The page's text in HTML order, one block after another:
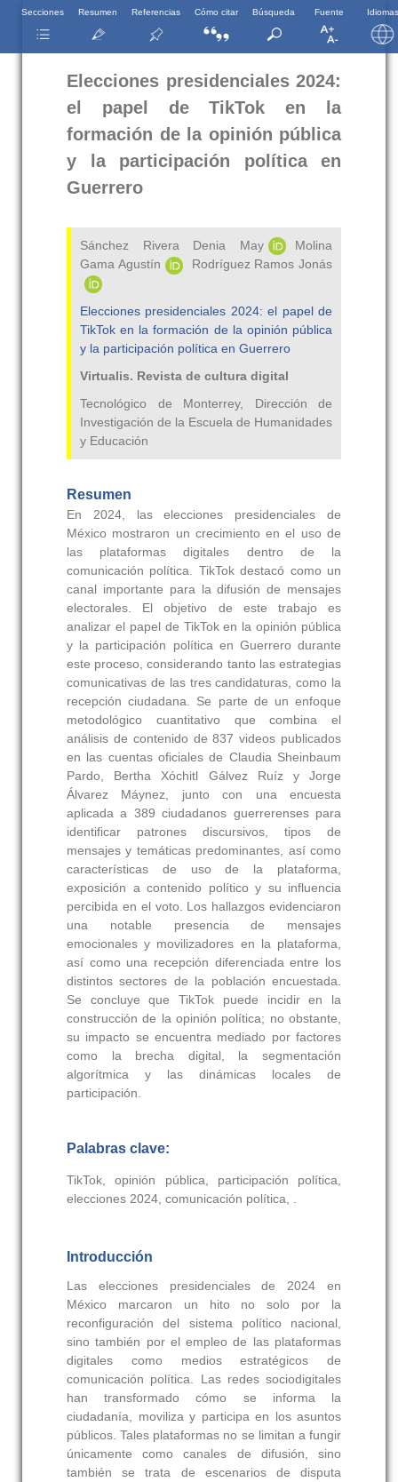
Secciones Resumen Referencias Cómo citar Búsqueda Fuente Idiomas
Elecciones presidenciales 2024:
el papel de TikTok en la
formación de la opinión pública
y la participación política en
Guerrero
Sánchez Rivera Denia May
Molina
Gama Agustín
Rodríguez Ramos Jonás
Elecciones presidenciales 2024: el papel de
TikTok en la formación de la opinión pública
y la participación política en Guerrero
Virtualis. Revista de cultura digital
Tecnológico de Monterrey, Dirección de
Investigación de la Escuela de Humanidades
y Educación
Resumen
En 2024, las elecciones presidenciales de
México mostraron un crecimiento en el uso de
las plataformas digitales dentro de la
comunicación política. TikTok destacó como un
canal importante para la difusión de mensajes
electorales. El objetivo de este trabajo es
analizar el papel de TikTok en la opinión pública
y la participación política en Guerrero durante
este proceso, considerando tanto las estrategias
comunicativas de las tres candidaturas, como la
recepción ciudadana. Se parte de un enfoque
metodológico cuantitativo que combina el
análisis de contenido de 837 videos publicados
en las cuentas oficiales de Claudia Sheinbaum
Pardo, Bertha Xóchitl Gálvez Ruíz y Jorge
Álvarez Máynez, junto con una encuesta
aplicada a 389 ciudadanos guerrerenses para
identificar patrones discursivos, tipos de
mensajes y temáticas predominantes, así como
características de uso de la plataforma,
exposición a contenido político y su influencia
percibida en el voto. Los hallazgos evidenciaron
una notable presencia de mensajes
emocionales y movilizadores en la plataforma,
así como una recepción diferenciada entre los
distintos sectores de la población encuestada.
Se concluye que TikTok puede incidir en la
construcción de la opinión política; no obstante,
su impacto se encuentra mediado por factores
como la brecha digital, la segmentación
algorítmica y las dinámicas locales de
participación.
Palabras clave:
TikTok, opinión pública, participación política,
elecciones 2024, comunicación política, .
Introducción
Las elecciones presidenciales de 2024 en
México marcaron un hito no solo por la
reconfiguración del sistema político nacional,
sino también por el empleo de las plataformas
digitales como medios estratégicos de
comunicación política. Las redes sociodigitales
han transformado cómo se informa la
ciudadanía, moviliza y participa en los asuntos
públicos. Tales plataformas no se limitan a fungir
únicamente como canales de difusión, sino
también se trata de escenarios de disputa